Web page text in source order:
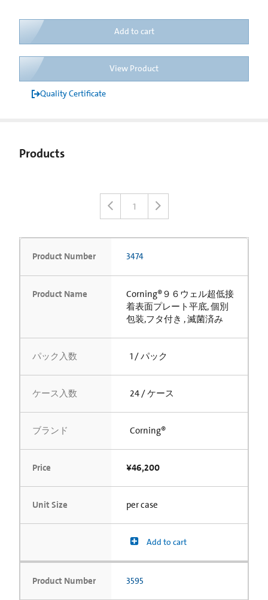
Add to cart
View Product
Quality Certificate
Products
1
Product Number 3474
Product Name
Corning®９６ウェル超低接
着表面プレート平底, 個別
包装,フタ付き , 滅菌済み
パック入数 1 / パック
ケース入数 24 / ケース
ブランド Corning®
Price ¥46,200
Unit Size per case
Add to cart
Product Number 3595